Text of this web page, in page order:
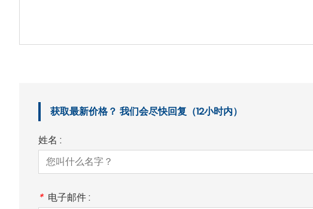
获取最新价格？ 我们会尽快回复（12小时内）
姓名 :
* 电子邮件 :